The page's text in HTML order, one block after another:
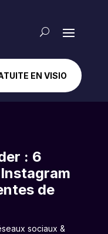
EN VISIO
: 6
de
sociaux &